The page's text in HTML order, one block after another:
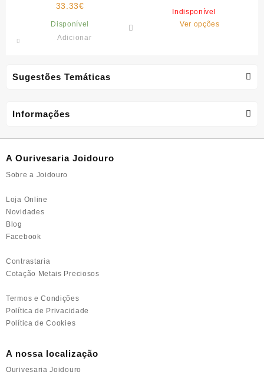
Sugestões Temáticasproduct
33.33€
Disponível
Adicionar
Indisponível
Ver opçõesThis
variants.
Informações
A Ourivesaria Joidouro
Sobre a Joidouro
Loja Online
Novidades
Blog
Facebook
Contrastaria
Cotação Metais Preciosos
Termos e Condições
Política de Privacidade
Política de Cookies
A nossa localização
Ourivesaria Joidouro